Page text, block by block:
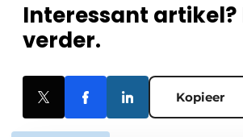
Interessant artikel?
verder.
Kopieer